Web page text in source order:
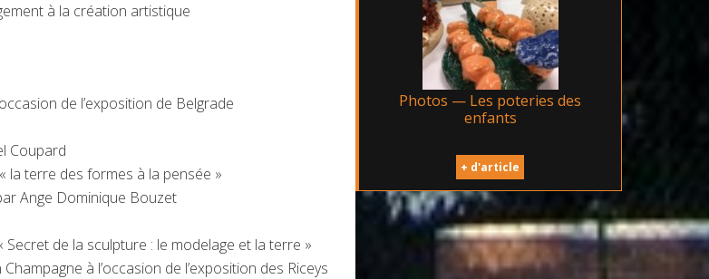
à la création artistique
de l’exposition de Belgrade
Coupard
la terre des formes à la pensée »
Ange Dominique Bouzet
Secret de la sculpture : le modelage et la terre »
à l’occasion de l’exposition des Riceys
Photos — Les poteries des
enfants
+ d'article